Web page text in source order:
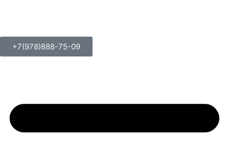
+7(978)888-75-09